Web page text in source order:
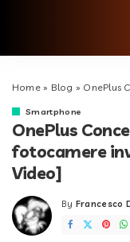
Home» Blog » OnePlus
Smartphone
OnePlus
fotocamere
Video]
Posted
by
By Francesco